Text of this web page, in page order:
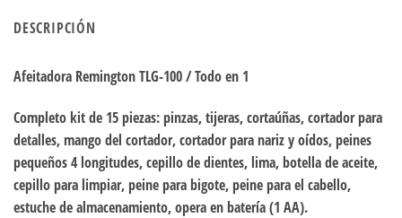
DESCRIPCIÓN
Afeitadora Remington TLG-100 / Todo en 1
Completo kit de 15 piezas: pinzas, tijeras, cortaúñas, cortador para
detalles, mango del cortador, cortador para nariz y oídos, peines
pequeños 4 longitudes, cepillo de dientes, lima, botella de aceite,
cepillo para limpiar, peine para bigote, peine para el cabello,
estuche de almacenamiento, opera en batería (1 AA).